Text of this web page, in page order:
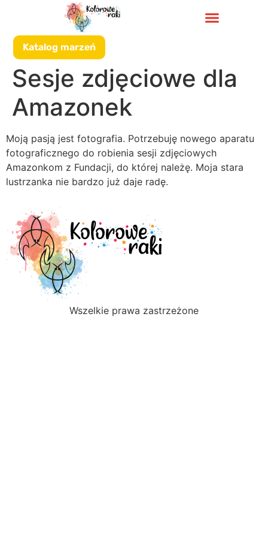
Katalog marzeń
Sesje zdjęciowe dla
Amazonek
Moją pasją jest fotografia. Potrzebuję nowego aparatu
fotograficznego do robienia sesji zdjęciowych
Amazonkom z Fundacji, do której należę. Moja stara
lustrzanka nie bardzo już daje radę.
Wszelkie prawa zastrzeżone